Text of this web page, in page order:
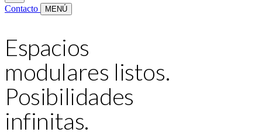
Contacto MENÚ
Espacios
modulares listos.
Posibilidades
infinitas.